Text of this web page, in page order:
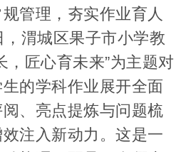
管理，夯实作业育人
渭城区果子市小学教
，匠心育未来”为主题对
的学科作业展开全面
、亮点提炼与问题梳
注入新动力。这是一